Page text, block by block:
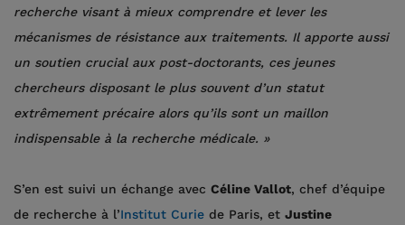
recherche visant à mieux comprendre et lever les
mécanismes de résistance aux traitements. Il apporte aussi
un soutien crucial aux post-doctorants, ces jeunes
chercheurs disposant le plus souvent d’un statut
extrêmement précaire alors qu’ils sont un maillon
indispensable à la recherche médicale. »
S’en est suivi un échange avec Céline Vallot, chef d’équipe
de recherche à l’Institut Curie de Paris, et Justine